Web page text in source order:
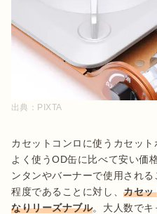
出典： PIXTA
カセットコンロに使うカセッ
よく使うOD缶に比べて安い価
ンタンやバーナーで使用され
程度であることに対し、カセッ
なりリーズナブル。大人数でキ